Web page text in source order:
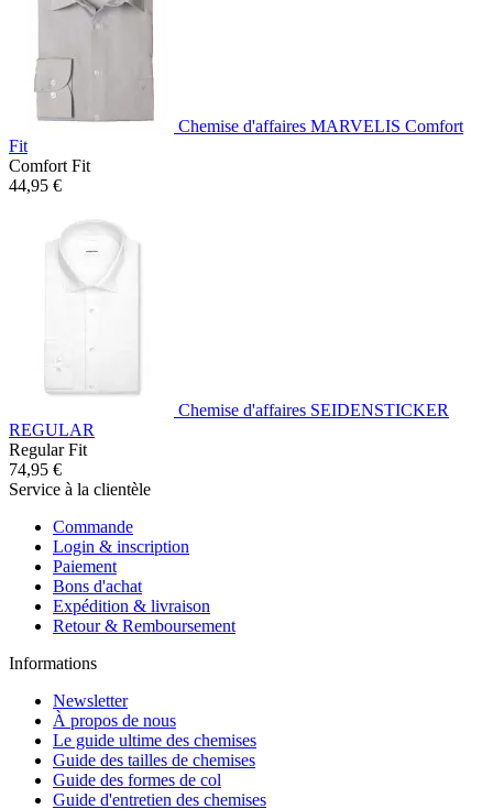
Chemise d'affaires MARVELIS Comfort
Fit
Comfort Fit
44,95 €
Chemise d'affaires SEIDENSTICKER
REGULAR
Regular Fit
74,95 €
Service à la clientèle
Commande
Login & inscription
Paiement
Bons d'achat
Expédition & livraison
Retour & Remboursement
Informations
Newsletter
À propos de nous
Le guide ultime des chemises
Guide des tailles de chemises
Guide des formes de col
Guide d'entretien des chemises